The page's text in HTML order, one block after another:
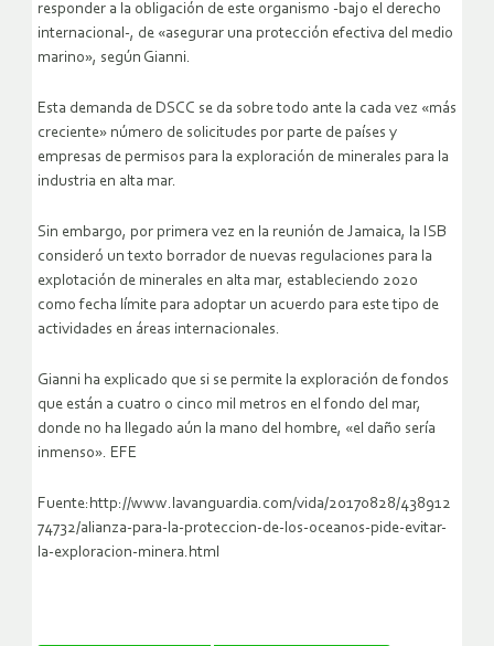
responder a la obligación de este organismo -bajo el derecho
internacional-, de «asegurar una protección efectiva del medio
marino», según Gianni.
Esta demanda de DSCC se da sobre todo ante la cada vez «más
creciente» número de solicitudes por parte de países y
empresas de permisos para la exploración de minerales para la
industria en alta mar.
Sin embargo, por primera vez en la reunión de Jamaica, la ISB
consideró un texto borrador de nuevas regulaciones para la
explotación de minerales en alta mar, estableciendo 2020
como fecha límite para adoptar un acuerdo para este tipo de
actividades en áreas internacionales.
Gianni ha explicado que si se permite la exploración de fondos
que están a cuatro o cinco mil metros en el fondo del mar,
donde no ha llegado aún la mano del hombre, «el daño sería
inmenso». EFE
Fuente:http://www.lavanguardia.com/vida/20170828/438912
74732/alianza-para-la-proteccion-de-los-oceanos-pide-evitar-
la-exploracion-minera.html